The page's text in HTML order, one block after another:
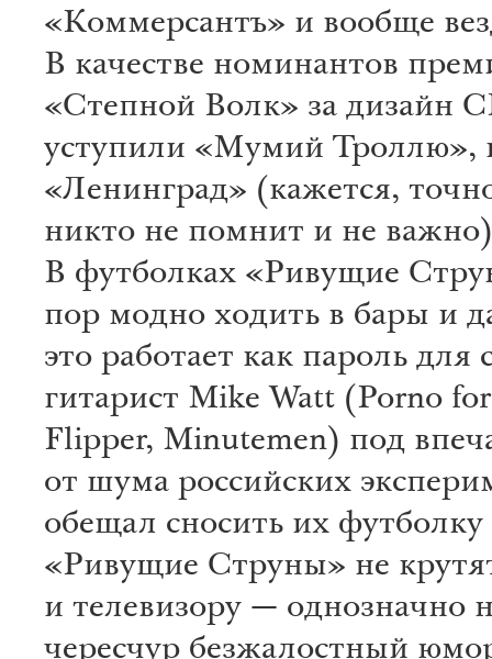
«Коммерсантъ» и вообще
В качестве номинантов
«Степной Волк» за дизайн
уступили «Мумий Троллю»,
«Ленинград» (кажется,
никто не помнит и не
В футболках «Ривущие
пор модно ходить в бары и
это работает как пароль для
гитарист Mike Watt (Porno
Flipper, Minutemen) под
от шума российских
обещал сносить их
«Ривущие Струны» не
и телевизору — однозначно
чересчур безжалостный